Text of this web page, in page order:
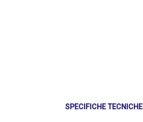
SPECIFICHE TECNICHE